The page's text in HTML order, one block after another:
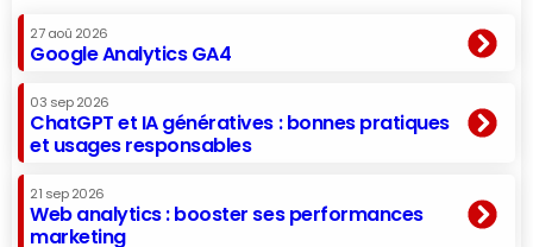
27 aoû 2026
Google Analytics GA4
03 sep 2026
ChatGPT et IA génératives : bonnes pratiques
et usages responsables
21 sep 2026
Web analytics : booster ses performances
marketing